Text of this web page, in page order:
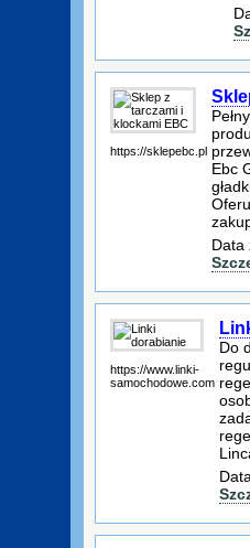
https://sklepebc.pl
Ebc
Data
https://www.linki-
samochodowe.com
Do